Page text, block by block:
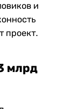
и
проект.
млрд